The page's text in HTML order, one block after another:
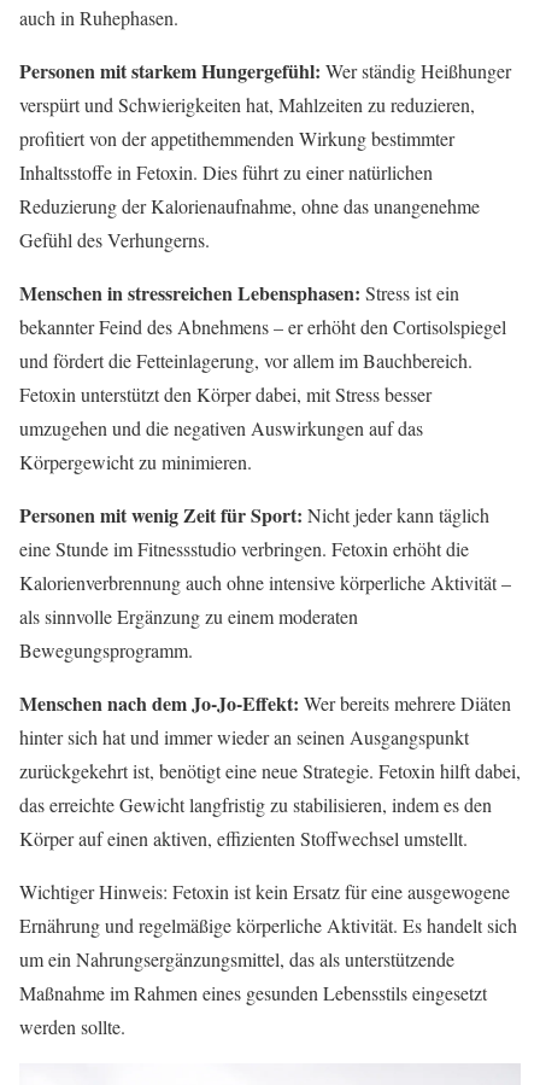
auch in Ruhephasen.
Personen mit starkem Hungergefühl: Wer ständig Heißhunger
verspürt und Schwierigkeiten hat, Mahlzeiten zu reduzieren,
profitiert von der appetithemmenden Wirkung bestimmter
Inhaltsstoffe in Fetoxin. Dies führt zu einer natürlichen
Reduzierung der Kalorienaufnahme, ohne das unangenehme
Gefühl des Verhungerns.
Menschen in stressreichen Lebensphasen: Stress ist ein
bekannter Feind des Abnehmens – er erhöht den Cortisolspiegel
und fördert die Fetteinlagerung, vor allem im Bauchbereich.
Fetoxin unterstützt den Körper dabei, mit Stress besser
umzugehen und die negativen Auswirkungen auf das
Körpergewicht zu minimieren.
Personen mit wenig Zeit für Sport: Nicht jeder kann täglich
eine Stunde im Fitnessstudio verbringen. Fetoxin erhöht die
Kalorienverbrennung auch ohne intensive körperliche Aktivität –
als sinnvolle Ergänzung zu einem moderaten
Bewegungsprogramm.
Menschen nach dem Jo-Jo-Effekt: Wer bereits mehrere Diäten
hinter sich hat und immer wieder an seinen Ausgangspunkt
zurückgekehrt ist, benötigt eine neue Strategie. Fetoxin hilft dabei,
das erreichte Gewicht langfristig zu stabilisieren, indem es den
Körper auf einen aktiven, effizienten Stoffwechsel umstellt.
Wichtiger Hinweis: Fetoxin ist kein Ersatz für eine ausgewogene
Ernährung und regelmäßige körperliche Aktivität. Es handelt sich
um ein Nahrungsergänzungsmittel, das als unterstützende
Maßnahme im Rahmen eines gesunden Lebensstils eingesetzt
werden sollte.